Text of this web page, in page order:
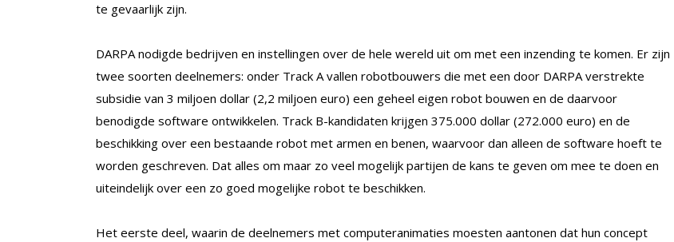
te gevaarlijk zijn.
DARPA nodigde bedrijven en instellingen over de hele wereld uit om met een inzending te komen. Er zijn
twee soorten deelnemers: onder Track A vallen robotbouwers die met een door DARPA verstrekte
subsidie van 3 miljoen dollar (2,2 miljoen euro) een geheel eigen robot bouwen en de daarvoor
benodigde software ontwikkelen. Track B-kandidaten krijgen 375.000 dollar (272.000 euro) en de
beschikking over een bestaande robot met armen en benen, waarvoor dan alleen de software hoeft te
worden geschreven. Dat alles om maar zo veel mogelijk partijen de kans te geven om mee te doen en
uiteindelijk over een zo goed mogelijke robot te beschikken.
Het eerste deel, waarin de deelnemers met computeranimaties moesten aantonen dat hun concept